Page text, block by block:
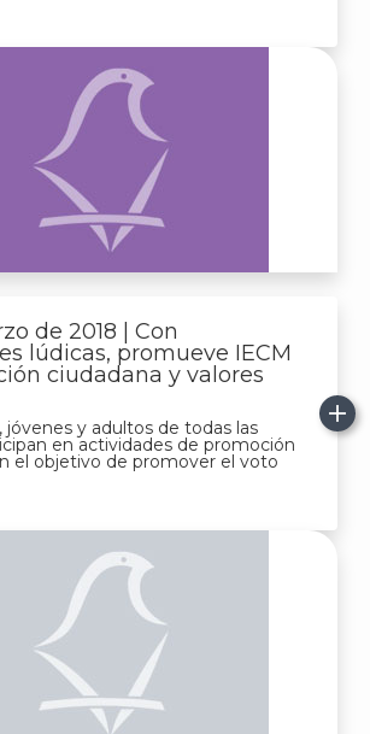
de 2018 | Con
lúdicas, promueve IECM
ciudadana y valores
jóvenes y adultos de todas las
en actividades de promoción
el objetivo de promover el voto